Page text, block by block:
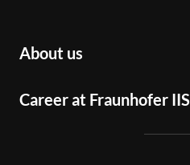
About us
Career at Fraunhofer IIS